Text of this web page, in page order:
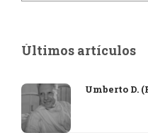
Últimos artículos
Umberto D.